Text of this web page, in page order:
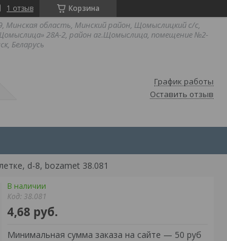
Корзина
1 отзыв
Минская область, Минский район, Щомыслицкий с/с,
28А-2, район аг.Щомыслица, помещение №2-
Беларусь
График работы
Оставить отзыв
d-8, bozamet 38.081
В наличии
Код: 38.081
4,68 руб.
Минимальная сумма заказа на сайте — 50 руб